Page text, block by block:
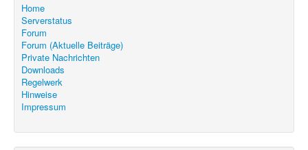
Home
Serverstatus
Forum
Forum (Aktuelle Beiträge)
Private Nachrichten
Downloads
Regelwerk
Hinweise
Impressum